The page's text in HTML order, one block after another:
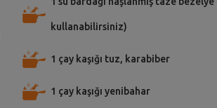
kullanabilirsiniz)
1 çay kaşığı tuz, karabiber
1 çay kaşığı yenibahar